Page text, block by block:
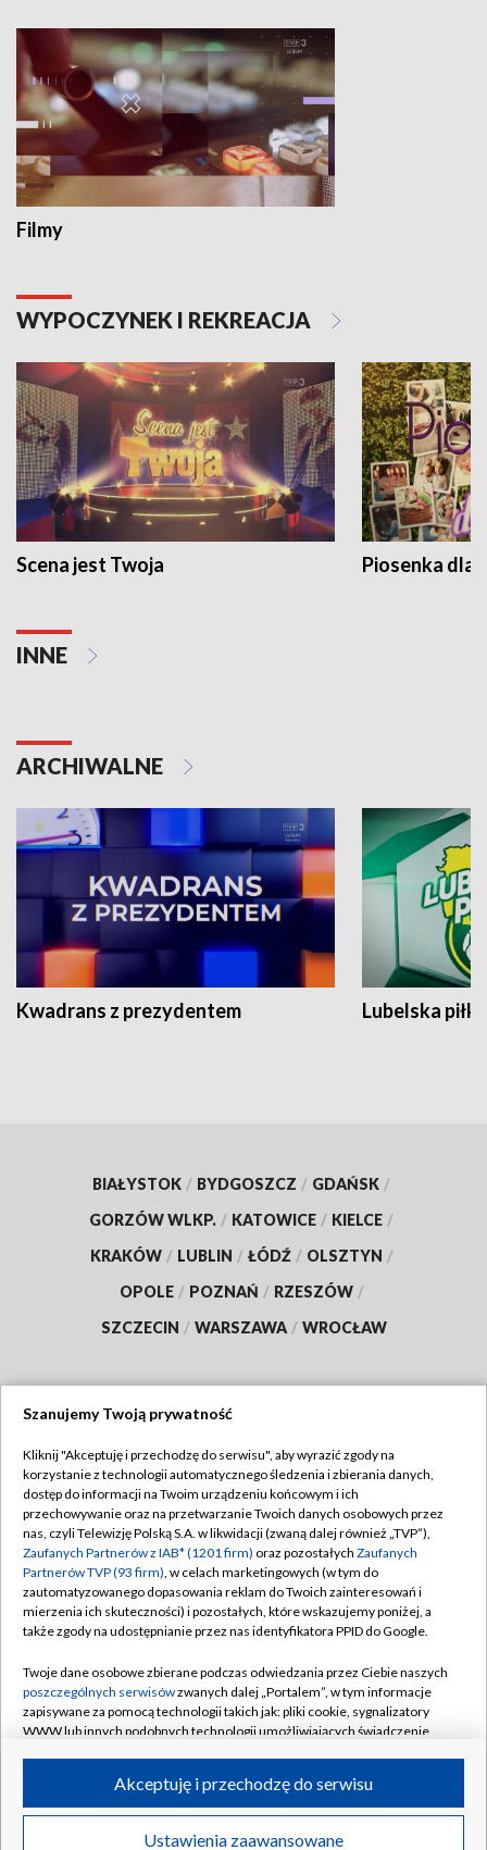
Filmy
WYPOCZYNEK I REKREACJA
Scena jest Twoja Piosenka dla
INNE
ARCHIWALNE
Kwadrans z prezydentem Lubelska piłka
BIAŁYSTOK / BYDGOSZCZ / GDAŃSK /
GORZÓW WLKP. / KATOWICE / KIELCE /
KRAKÓW / LUBLIN / ŁÓDŹ / OLSZTYN /
OPOLE / POZNAŃ / RZESZÓW /
SZCZECIN / WARSZAWA / WROCŁAW
TVP
Abonament TVP
Emisja w TVP
Centrum informacji TVP
Naziemna Telewizja Cyfrowa
Rada Programowa
System NOS
Informacje o nadawcy
Program dla prasy
Regulamin TVP
Polityka prywatności
Moje zgody
Pomoc
Kontakt
Kanały
©2026 Telewizja Polska S.A. w likwidacji
Szanujemy Twoją prywatność
Kliknij "Akceptuję i przechodzę do serwisu", aby wyrazić zgody na
korzystanie z technologii automatycznego śledzenia i zbierania danych,
dostęp do informacji na Twoim urządzeniu końcowym i ich
przechowywanie oraz na przetwarzanie Twoich danych osobowych przez
nas, czyli Telewizję Polską S.A. w likwidacji (zwaną dalej również „TVP”),
Zaufanych Partnerów z IAB* (1201 firm) oraz pozostałych Zaufanych
Partnerów TVP (93 firm), w celach marketingowych (w tym do
zautomatyzowanego dopasowania reklam do Twoich zainteresowań i
mierzenia ich skuteczności) i pozostałych, które wskazujemy poniżej, a
także zgody na udostępnianie przez nas identyfikatora PPID do Google.
Twoje dane osobowe zbierane podczas odwiedzania przez Ciebie naszych
poszczególnych serwisówzwanych dalej „Portalem”, w tym informacje
zapisywane za pomocą technologii takich jak: pliki cookie, sygnalizatory
WWW lub innych podobnych technologii umożliwiających świadczenie
ruchu w Internecie.
Twoje dane osobowe zbierane podczas odwiedzania przez Ciebie
Ustawienia zaawansowane
Akceptuję i przechodzę do serwisu